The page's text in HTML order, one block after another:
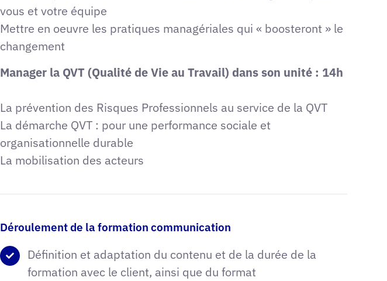
vous et votre équipe
Mettre en oeuvre les pratiques managériales qui « boosteront » le
changement
Manager la QVT (Qualité de Vie au Travail) dans son unité : 14h
La prévention des Risques Professionnels au service de la QVT
La démarche QVT : pour une performance sociale et
organisationnelle durable
La mobilisation des acteurs
Déroulement de la formation communication
Définition et adaptation du contenu et de la durée de la
formation avec le client, ainsi que du format